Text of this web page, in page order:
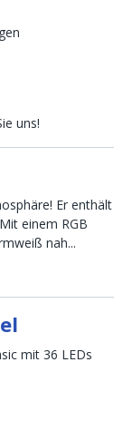
uns!
Er enthält
einem RGB
nah...
mit 36 LEDs